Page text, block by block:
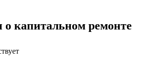
капитальном ремонте